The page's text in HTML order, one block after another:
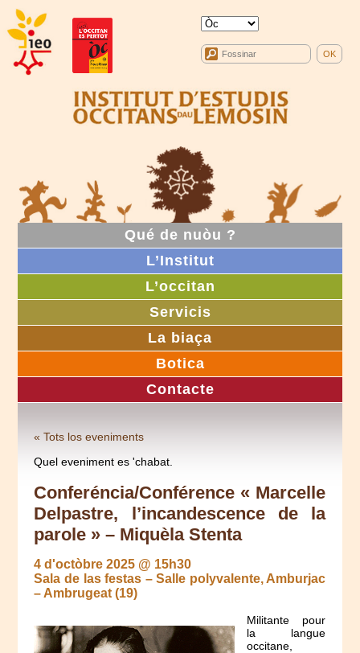
Qué de nuòu ?
L’Institut
L’occitan
Servicis
La biaça
Botica
Contacte
« Tots los eveniments
Quel eveniment es 'chabat.
Conferéncia/Conférence « Marcelle
Delpastre, l’incandescence de la
parole » – Miquèla Stenta
4 d'octòbre 2025 @ 15h30
Sala de las festas – Salle polyvalente, Amburjac
– Ambrugeat (19)
Militante pour
la langue
occitane,